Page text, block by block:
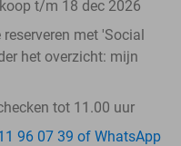
t/m 18 dec 2026
met 'Social
het overzicht: mijn
tot 11.00 uur
96 07 39 of WhatsApp